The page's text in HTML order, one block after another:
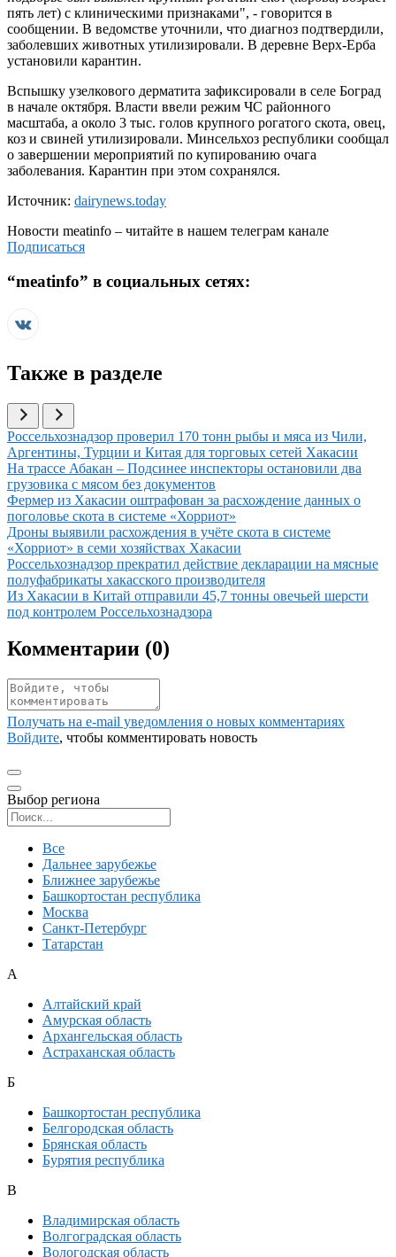
пять лет) с клиническими признаками", - говорится в
сообщении. В ведомстве уточнили, что диагноз подтвердили,
заболевших животных утилизировали. В деревне Верх-Ерба
установили карантин.
Вспышку узелкового дерматита зафиксировали в селе Боград
в начале октября. Власти ввели режим ЧС районного
масштаба, а около 3 тыс. голов крупного рогатого скота, овец,
коз и свиней утилизировали. Минсельхоз республики сообщал
о завершении мероприятий по купированию очага
заболевания. Карантин при этом сохранялся.
Источник: dairynews.today
Новости meatinfo – читайте в нашем телеграм канале
Подписаться
“meatinfo” в социальных сетях:
Также в разделе
Иллюстрация новости
Россельхознадзор проверил 170 тонн рыбы и мяса из Чили,
Аргентины, Турции и Китая для торговых сетей Хакасии
Иллюстрация новости
На трассе Абакан – Подсинее инспекторы остановили два
грузовика с мясом без документов
Иллюстрация новости
Фермер из Хакасии оштрафован за расхождение данных о
поголовье скота в системе «Хорриот»
Иллюстрация новости
Дроны выявили расхождения в учёте скота в системе
«Хорриот» в семи хозяйствах Хакасии
Иллюстрация новости
Россельхознадзор прекратил действие декларации на мясные
полуфабрикаты хакасского производителя
Иллюстрация новости
Из Хакасии в Китай отправили 45,7 тонны овечьей шерсти
под контролем Россельхознадзора
Комментарии (0)
Получать на e‑mail уведомления о новых комментариях
Войдите, чтобы комментировать новость
Выбор региона
Все
Дальнее зарубежье
Ближнее зарубежье
Башкортостан республика
Москва
Санкт-Петербург
Татарстан
А
Алтайский край
Амурская область
Архангельская область
Астраханская область
Б
Башкортостан республика
Белгородская область
Брянская область
Бурятия республика
В
Владимирская область
Волгоградская область
Вологодская область